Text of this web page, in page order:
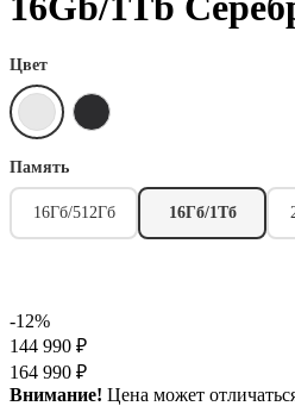
Цвет
Память
16Гб/512Гб 16Гб/1Тб
-12%
144 990 ₽
164 990 ₽
Внимание! Цена может